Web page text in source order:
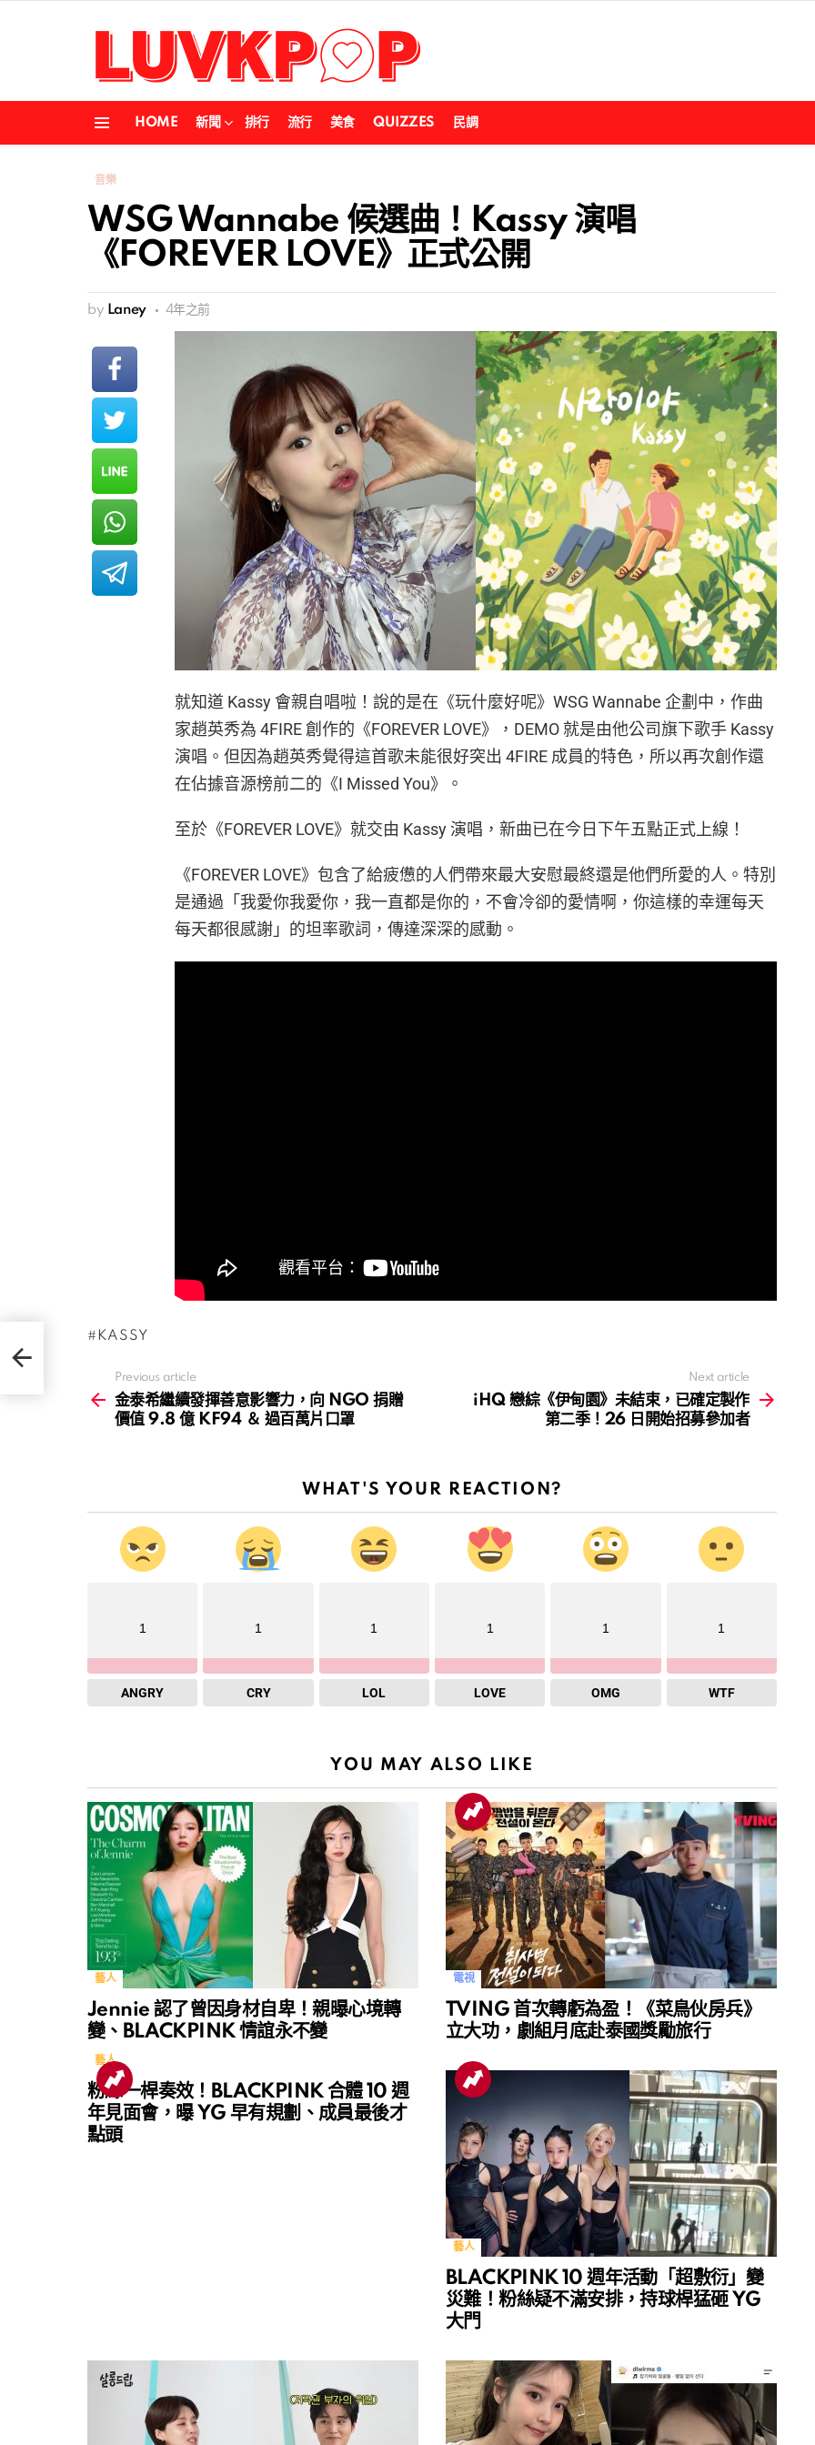
HOME 新聞 排行 流行 美食 QUIZZES 民調
音樂
WSG Wannabe 候選曲！Kassy 演唱
《FOREVER LOVE》正式公開
by Laney 4年之前
就知道 Kassy 會親自唱啦！說的是在《玩什麼好呢》WSG Wannabe 企劃中，作曲
家趙英秀為 4FIRE 創作的《FOREVER LOVE》，DEMO 就是由他公司旗下歌手 Kassy
演唱。但因為趙英秀覺得這首歌未能很好突出 4FIRE 成員的特色，所以再次創作還
在佔據音源榜前二的《I Missed You》。
至於《FOREVER LOVE》就交由 Kassy 演唱，新曲已在今日下午五點正式上線！
《FOREVER LOVE》包含了給疲憊的人們帶來最大安慰最終還是他們所愛的人。特別
是通過「我愛你我愛你，我一直都是你的，不會冷卻的愛情啊，你這樣的幸運每天
每天都很感謝」的坦率歌詞，傳達深深的感動。
KASSY
more
Previous article
金泰希繼續發揮善意影響力，向 NGO 捐贈
價值 9.8 億 KF94 ＆ 過百萬片口罩
Next article
iHQ 戀綜《伊甸園》未結束，已確定製作
第二季！26 日開始招募參加者
WHAT'S YOUR REACTION?
1
ANGRY
1
CRY
1
LOL
1
LOVE
1
OMG
1
WTF
YOU MAY ALSO LIKE
藝人
Jennie 認了曾因身材自卑！親曝心境轉
變、BLACKPINK 情誼永不變
電視
TVING 首次轉虧為盈！《菜鳥伙房兵》
立大功，劇組月底赴泰國獎勵旅行
藝人
粉絲一桿奏效！BLACKPINK 合體 10 週
年見面會，曝 YG 早有規劃、成員最後才
點頭
藝人
BLACKPINK 10 週年活動「超敷衍」變
災難！粉絲疑不滿安排，持球桿猛砸 YG
大門
贈